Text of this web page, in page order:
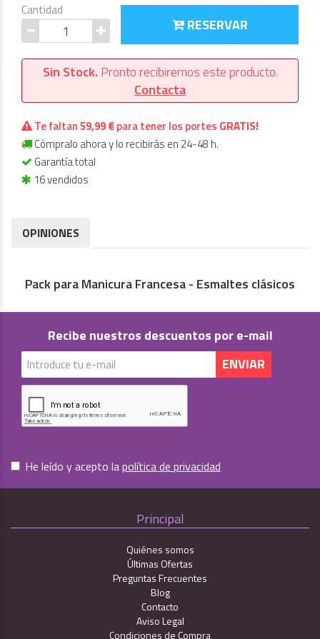
Cantidad
RESERVAR
Sin Stock. Pronto recibiremos este producto.
Contacta
Te faltan59,99 €para tener los portes GRATIS!
Cómpralo ahora y lo recibirás en 24-48 h.
Garantía total
16 vendidos
OPINIONES
Pack para Manicura Francesa - Esmaltes clásicos
Recibe nuestros descuentos por e-mail
He leído y acepto lapolítica de privacidad
Principal
Quiénes somos
Últimas Ofertas
Preguntas Frecuentes
Blog
Contacto
Aviso Legal
Condiciones de Compra